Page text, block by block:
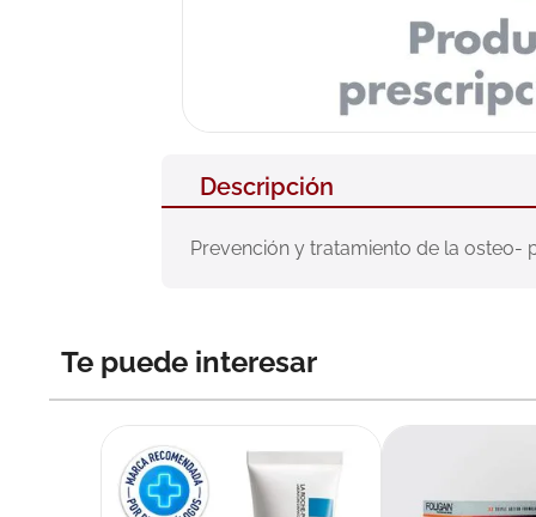
Descripción
Prevención y tratamiento de la osteo-
Te puede interesar